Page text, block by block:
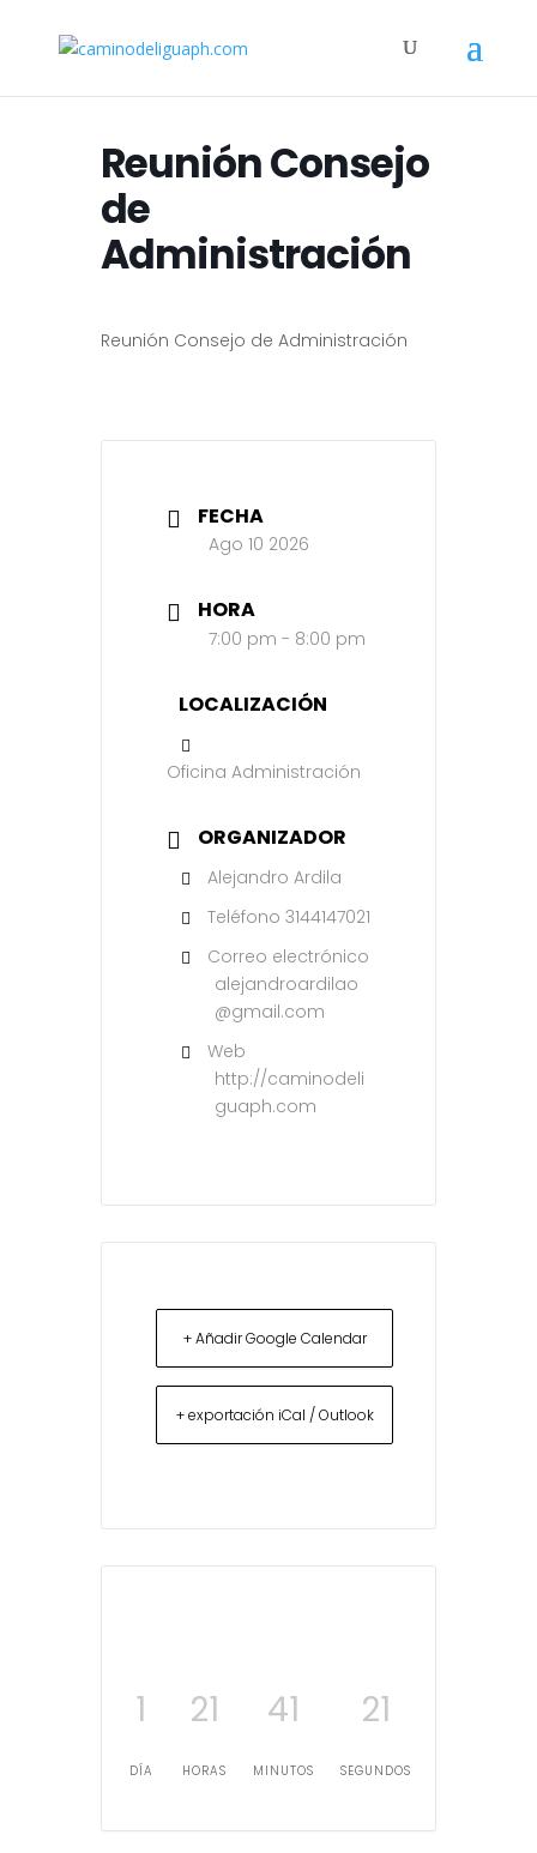
Reunión Consejo
de
Administración
Reunión Consejo de Administración
FECHA
Ago 10 2026
HORA
7:00 pm - 8:00 pm
LOCALIZACIÓN
Oficina Administración
ORGANIZADOR
Alejandro Ardila
Teléfono 3144147021
Correo electrónico
alejandroardilao
@gmail.com
Web
http://caminodeli
guaph.com
+ Añadir Google Calendar
+ exportación iCal / Outlook
1
DÍA
21
HORAS
41
MINUTOS
20
SEGUNDOS